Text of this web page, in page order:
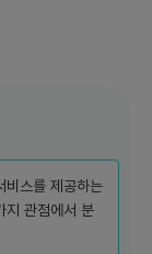
비스를 제공하는
지 관점에서 분